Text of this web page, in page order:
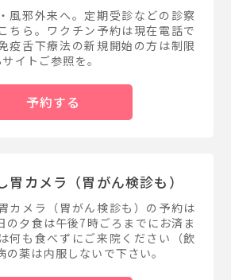
風邪外来へ。定期受診などの診察
ちら。ワクチン予約は現在電話で
疫舌下療法の新規開始の方は制限
イトご参照を。
予約する
胃カメラ（胃がん検診も）
カメラ（胃がん検診も）の予約は
の夕食は午後7時ごろまでにお済ま
何も食べずにご来院ください（飲
薬は内服しないで下さい。